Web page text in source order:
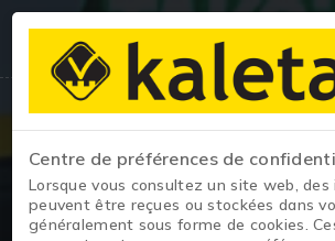
Taxi
Centre de préférences de
Lorsque vous consultez un site web,
peuvent être reçues ou stockées dans
généralement sous forme de cookies.